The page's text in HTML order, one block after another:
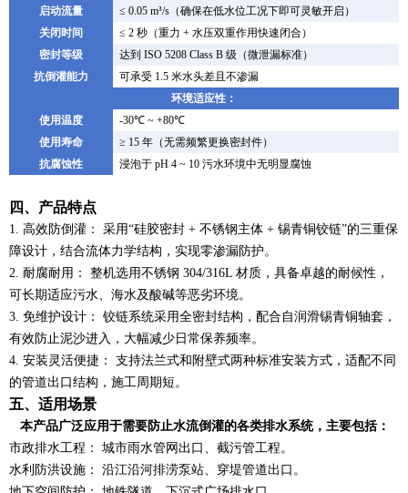
启动流量
≤ 0.05 m³/s（确保在低水位工况下即可灵敏开启）
关闭时间
≤ 2 秒（重力 + 水压双重作用快速闭合）
密封等级
达到 ISO 5208 Class B 级（微泄漏标准）
抗倒灌能力
可承受 1.5 米水头差且不渗漏
环境适应性：
使用温度
-30℃ ~ +80℃
使用寿命
≥ 15 年（无需频繁更换密封件）
抗腐蚀性
浸泡于 pH 4 ~ 10 污水环境中无明显腐蚀
四、产品特点
1. 高效防倒灌： 采用“硅胶密封 + 不锈钢主体 + 锡青铜铰链”的三重保
障设计，结合流体力学结构，实现零渗漏防护。
2. 耐腐耐用： 整机选用不锈钢 304/316L 材质，具备卓越的耐候性，
可长期适应污水、海水及酸碱等恶劣环境。
3. 免维护设计： 铰链系统采用全密封结构，配合自润滑锡青铜轴套，
有效防止泥沙进入，大幅减少日常保养频率。
4. 安装灵活便捷： 支持法兰式和附壁式两种标准安装方式，适配不同
的管道出口结构，施工周期短。
五、适用场景
本产品广泛应用于需要防止水流倒灌的各类排水系统，主要包括：
市政排水工程：
城市雨水管网出口、截污管工程。
水利防洪设施：
沿江沿河排涝泵站、穿堤管道出口。